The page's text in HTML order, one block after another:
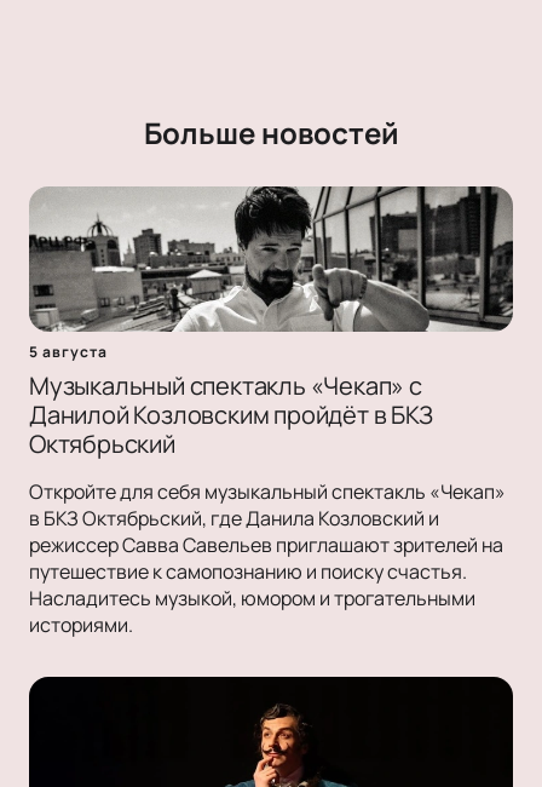
Больше новостей
5 августа
Музыкальный спектакль «Чекап» с
Данилой Козловским пройдёт в БКЗ
Октябрьский
Откройте для себя музыкальный спектакль «Чекап»
в БКЗ Октябрьский, где Данила Козловский и
режиссер Савва Савельев приглашают зрителей на
путешествие к самопознанию и поиску счастья.
Насладитесь музыкой, юмором и трогательными
историями.